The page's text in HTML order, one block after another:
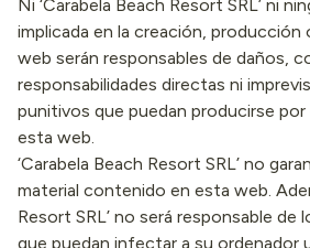
Ni ‘Carabela Beach Resort SRL’ ni
implicada en la creación,
web serán responsables de daños,
responsabilidades directas ni
punitivos que puedan producirse
esta web.
‘Carabela Beach Resort SRL’ no
material contenido en esta web.
Resort SRL’ no será responsable de
que puedan infectar a su ordenador